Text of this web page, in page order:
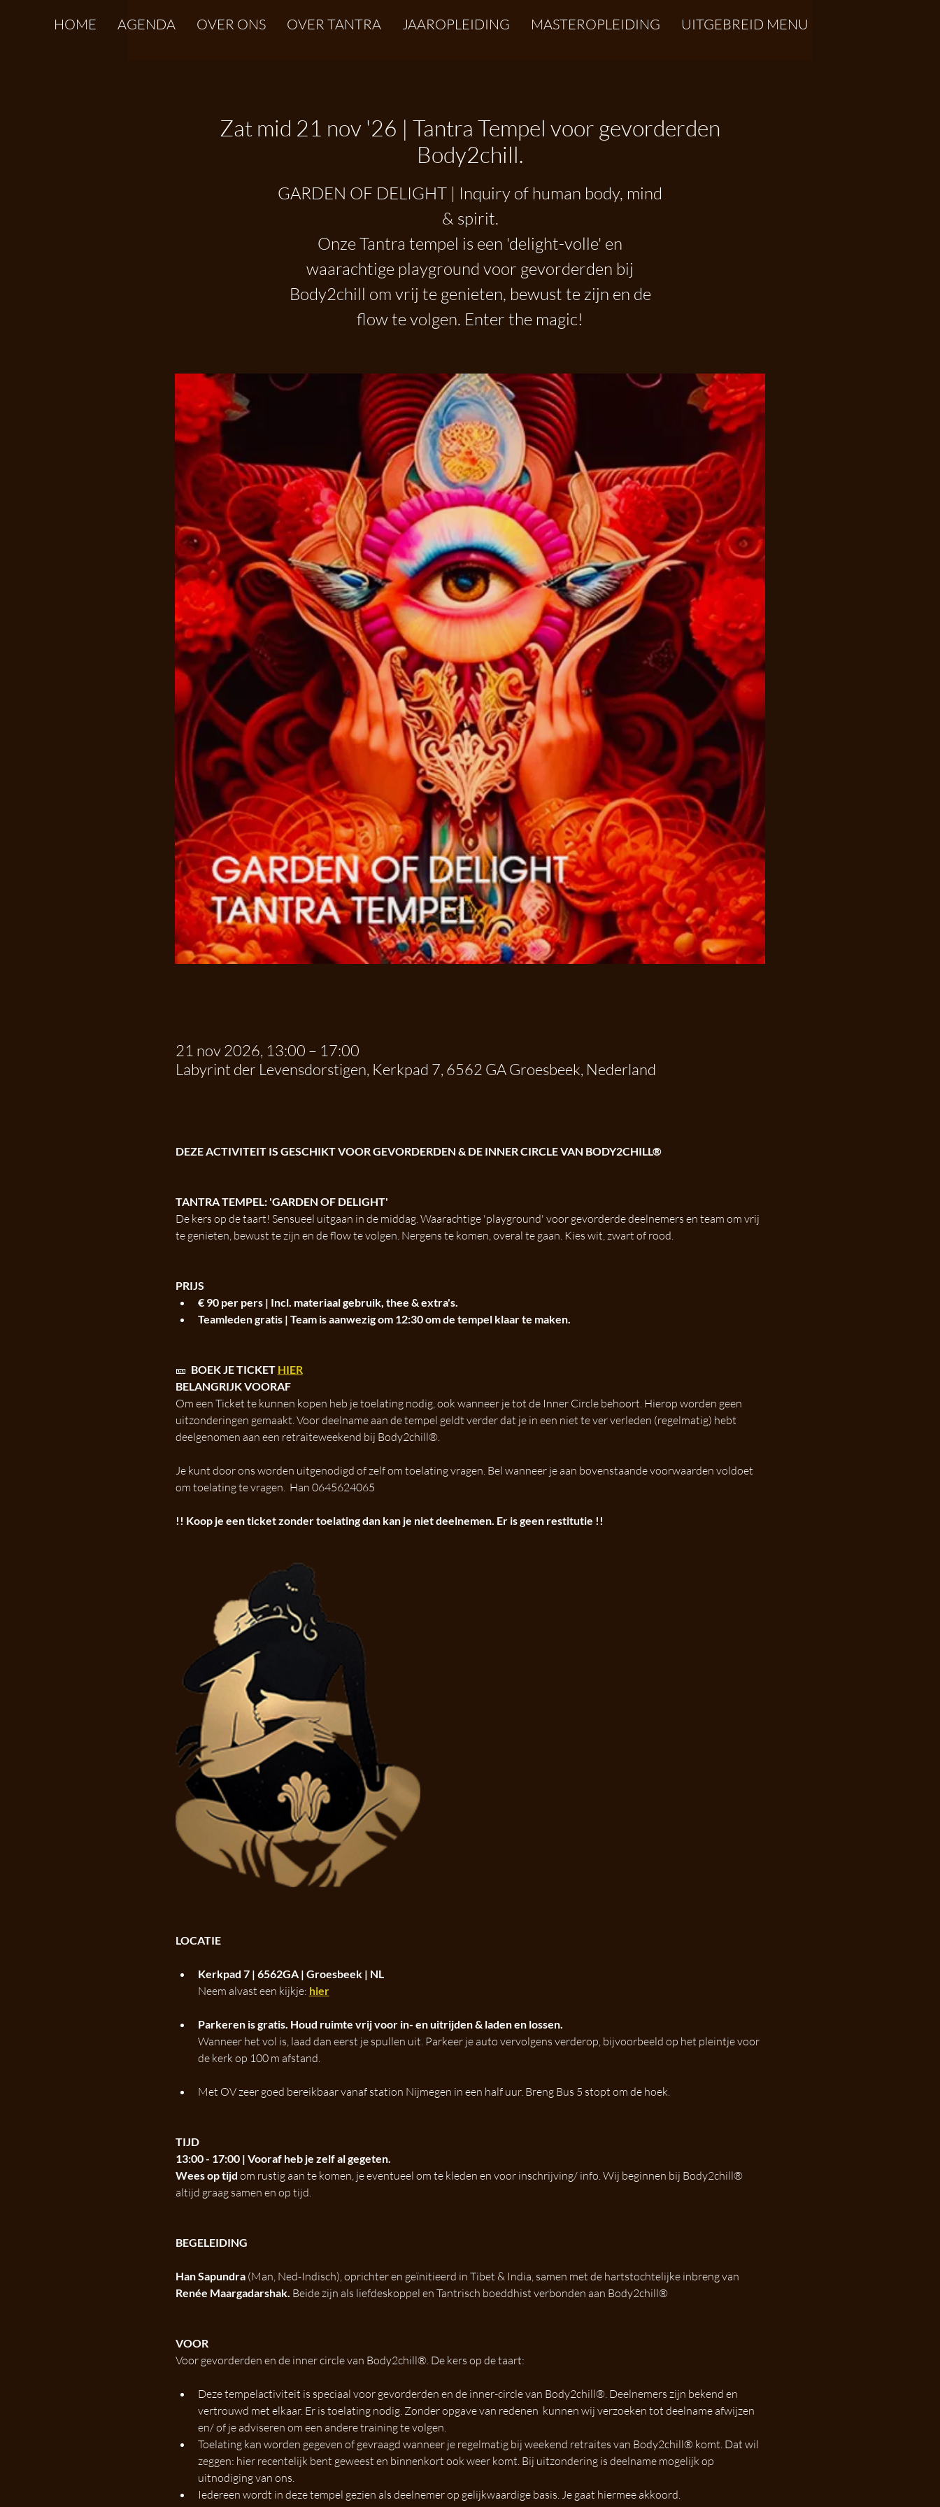
HOME AGENDA OVER ONS OVER TANTRA JAAROPLEIDING MASTEROPLEIDING UITGEBREID MENU
Zat mid 21 nov '26 | Tantra Tempel voor gevorderden
Body2chill.
GARDEN OF DELIGHT | Inquiry of human body, mind
& spirit.
Onze Tantra tempel is een 'delight-volle' en
waarachtige playground voor gevorderden bij
Body2chill om vrij te genieten, bewust te zijn en de
flow te volgen. Enter the magic!
21 nov 2026, 13:00 – 17:00
Labyrint der Levensdorstigen, Kerkpad 7, 6562 GA Groesbeek, Nederland
DEZE ACTIVITEIT IS GESCHIKT VOOR GEVORDERDEN & DE INNER CIRCLE VAN BODY2CHILL®
TANTRA TEMPEL: 'GARDEN OF DELIGHT'
De kers op de taart! Sensueel uitgaan in de middag. Waarachtige 'playground' voor gevorderde deelnemers en team om vrij
te genieten, bewust te zijn en de flow te volgen. Nergens te komen, overal te gaan. Kies wit, zwart of rood.
PRIJS
€ 90 per pers | Incl. materiaal gebruik, thee & extra's.
Teamleden gratis | Team is aanwezig om 12:30 om de tempel klaar te maken.
🎫 BOEK JE TICKET HIER
BELANGRIJK VOORAF
Om een Ticket te kunnen kopen heb je toelating nodig, ook wanneer je tot de Inner Circle behoort. Hierop worden geen
uitzonderingen gemaakt. Voor deelname aan de tempel geldt verder dat je in een niet te ver verleden (regelmatig) hebt
deelgenomen aan een retraiteweekend bij Body2chill®.
Je kunt door ons worden uitgenodigd of zelf om toelating vragen. Bel wanneer je aan bovenstaande voorwaarden voldoet
om toelating te vragen.  Han 0645624065
!! Koop je een ticket zonder toelating dan kan je niet deelnemen. Er is geen restitutie !!
LOCATIE
Kerkpad 7 | 6562GA | Groesbeek | NL
Neem alvast een kijkje: hier
Parkeren is gratis. Houd ruimte vrij voor in- en uitrijden & laden en lossen.
Wanneer het vol is, laad dan eerst je spullen uit. Parkeer je auto vervolgens verderop, bijvoorbeeld op het pleintje voor
de kerk op 100 m afstand.
Met OV zeer goed bereikbaar vanaf station Nijmegen in een half uur. Breng Bus 5 stopt om de hoek.
TIJD
13:00 - 17:00 | Vooraf heb je zelf al gegeten.
Wees op tijd om rustig aan te komen, je eventueel om te kleden en voor inschrijving/ info. Wij beginnen bij Body2chill®
altijd graag samen en op tijd.
BEGELEIDING
Han Sapundra (Man, Ned-Indisch), oprichter en geïnitieerd in Tibet & India, samen met de hartstochtelijke inbreng van
Renée Maargadarshak. Beide zijn als liefdeskoppel en Tantrisch boeddhist verbonden aan Body2chill®
VOOR
Voor gevorderden en de inner circle van Body2chill®. De kers op de taart:
Deze tempelactiviteit is speciaal voor gevorderden en de inner-circle van Body2chill®. Deelnemers zijn bekend en
vertrouwd met elkaar. Er is toelating nodig. Zonder opgave van redenen  kunnen wij verzoeken tot deelname afwijzen
en/ of je adviseren om een andere training te volgen.
Toelating kan worden gegeven of gevraagd wanneer je regelmatig bij weekend retraites van Body2chill® komt. Dat wil
zeggen: hier recentelijk bent geweest en binnenkort ook weer komt. Bij uitzondering is deelname mogelijk op
uitnodiging van ons.
Iedereen wordt in deze tempel gezien als deelnemer op gelijkwaardige basis. Je gaat hiermee akkoord.